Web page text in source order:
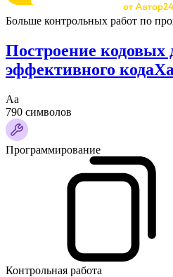
Больше контрольных работ по
Построение кодовых
эффективного
Аа
790 символов
Программирование
Контрольная работа